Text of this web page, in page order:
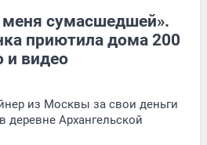
меня сумасшедшей».
приютила дома 200
видео
из Москвы за свои деньги
деревне Архангельской